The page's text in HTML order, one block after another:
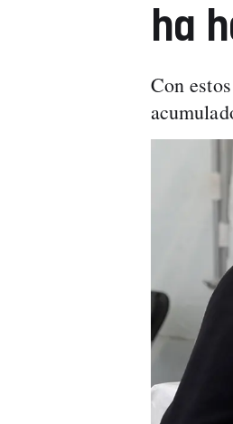
ha
Con